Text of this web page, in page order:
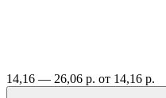
14,16 — 26,06 р. от 14,16 р.